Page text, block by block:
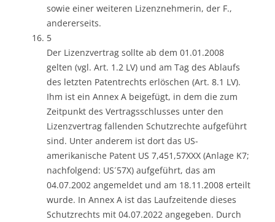
sowie einer weiteren Lizenznehmerin, der F.,
andererseits.
5
Der Lizenzvertrag sollte ab dem 01.01.2008
gelten (vgl. Art. 1.2 LV) und am Tag des Ablaufs
des letzten Patentrechts erlöschen (Art. 8.1 LV).
Ihm ist ein Annex A beigefügt, in dem die zum
Zeitpunkt des Vertragsschlusses unter den
Lizenzvertrag fallenden Schutzrechte aufgeführt
sind. Unter anderem ist dort das US-
amerikanische Patent US 7,451,57XXX (Anlage K7;
nachfolgend: US´57X) aufgeführt, das am
04.07.2002 angemeldet und am 18.11.2008 erteilt
wurde. In Annex A ist das Laufzeitende dieses
Schutzrechts mit 04.07.2022 angegeben. Durch